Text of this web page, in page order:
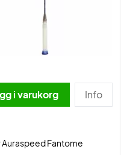
i varukorg Info
Auraspeed Fantome